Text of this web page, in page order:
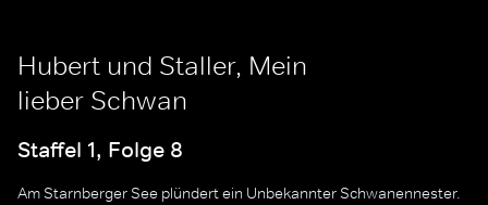
Hubert und Staller, Mein
lieber Schwan
Staffel 1, Folge 8
Am Starnberger See plündert ein Unbekannter Schwanennester.